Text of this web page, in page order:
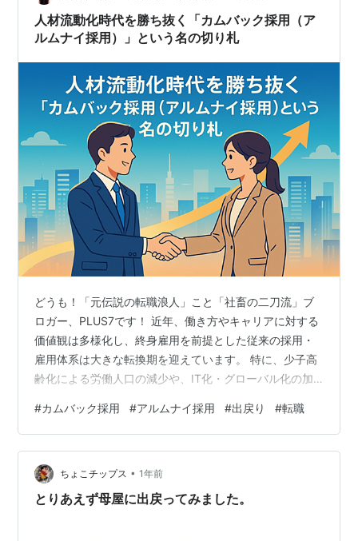
メンバーには何か意見すると冷たく接して…
人材流動化時代を勝ち抜く「カムバック採用（ア
ルムナイ採用）」という名の切り札
どうも！「元伝説の転職浪人」こと「社畜の二刀流」ブ
ロガー、PLUS7です！ 近年、働き方やキャリアに対する
価値観は多様化し、終身雇用を前提とした従来の採用・
雇用体系は大きな転換期を迎えています。 特に、少子高
齢化による労働人口の減少や、IT化・グローバル化の加
保」を最重要課題の一つに押し上げています。 そんな
中、静かに、しかし確実に企業競争力を高める採用戦略
として注目を集めているのが「カムバック採用」です。
カムバック採用とは、一度自社を退職した元社員（アル
ムナイ）を、再度、社員として迎え入れる制度のこと。
#カムバック採用 #アルムナイ採用 #出戻り #転職
ちょこチップス • 1年前
とりあえず母屋に出戻ってみました。